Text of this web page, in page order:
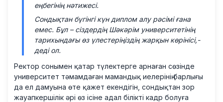
еңбегінің нәтижесі.
Сондықтан бүгінгі күн диплом алу рәсімі ғана
емес. Бұл – сіздердің Шәкәрім университетінің
тарихындағы өз үлестеріңіздің жарқын көрінісі,-
деді ол.
Ректор сонымен қатар түлектерге арнаған сөзінде
университет тәмамдаған мамандық иелерінің барлығы
да ел дамуына өте қажет екендігін, сондықтан зор
жауапкершілік әрі өз ісіне адал білікті кадр болуға